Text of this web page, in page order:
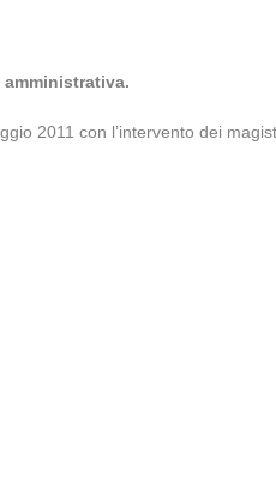
2011 con l’intervento dei